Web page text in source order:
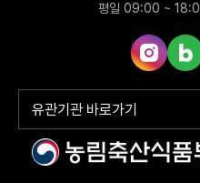
평일 09:00 ~
인스타그램
네이
유관기관 바로가기